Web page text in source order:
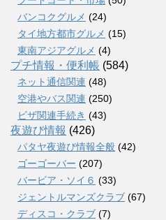
バンコクグルメ (24)
タイ地方都市グルメ (15)
東南アジアグルメ (4)
プチ情報・便利帳 (584)
ネット通信関連 (48)
空港やバス関連 (250)
ビザ関連手続き (43)
夜遊び情報 (426)
パタヤ夜遊び情報全般 (42)
ゴーゴーバー (207)
バービア・ソイ６ (33)
ジェントルマンズクラブ (67)
ディスコ・クラブ (7)